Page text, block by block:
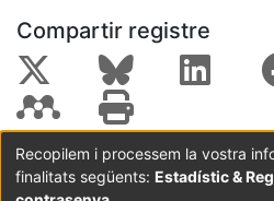
Compartir registre
Coordinació:CRAI UB Avís legal
Metadades
subjectes a:
Recopilem i processem la vostra
finalitats següents: Estadístic &